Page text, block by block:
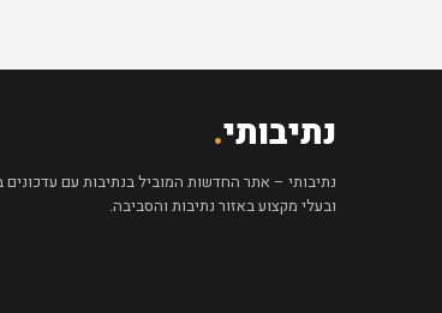
נתיבותי.
נתיבותי – אתר החדשות המוביל בנתיבות עם
ובעלי מקצוע באזור נתיבות והסביבה.